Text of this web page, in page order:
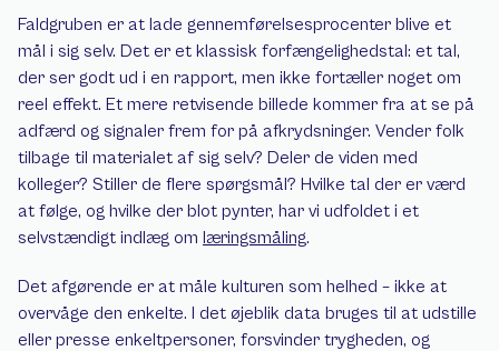
Faldgruben er at lade gennemførelsesprocenter blive et
mål i sig selv. Det er et klassisk forfængelighedstal: et tal,
der ser godt ud i en rapport, men ikke fortæller noget om
reel effekt. Et mere retvisende billede kommer fra at se på
adfærd og signaler frem for på afkrydsninger. Vender folk
tilbage til materialet af sig selv? Deler de viden med
kolleger? Stiller de flere spørgsmål? Hvilke tal der er værd
at følge, og hvilke der blot pynter, har vi udfoldet i et
selvstændigt indlæg om læringsmåling.
Det afgørende er at måle kulturen som helhed – ikke at
overvåge den enkelte. I det øjeblik data bruges til at udstille
eller presse enkeltpersoner, forsvinder trygheden, og